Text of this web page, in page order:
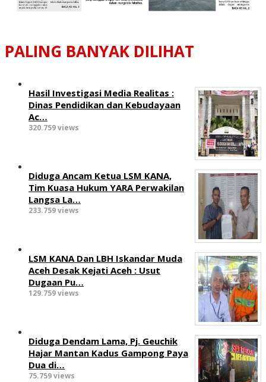
PALING BANYAK DILIHAT
Hasil Investigasi Media Realitas :
‎Dinas Pendidikan dan Kebudayaan
Ac…
320.759 views
Diduga Ancam Ketua LSM KANA,
Tim Kuasa Hukum YARA Perwakilan
Langsa La…
233.759 views
LSM KANA Dan LBH Iskandar Muda
Aceh Desak Kejati Aceh : Usut
Dugaan Pu…
129.759 views
Diduga Dendam Lama, Pj. Geuchik
Hajar Mantan Kadus Gampong Paya
Dua di…
75.759 views